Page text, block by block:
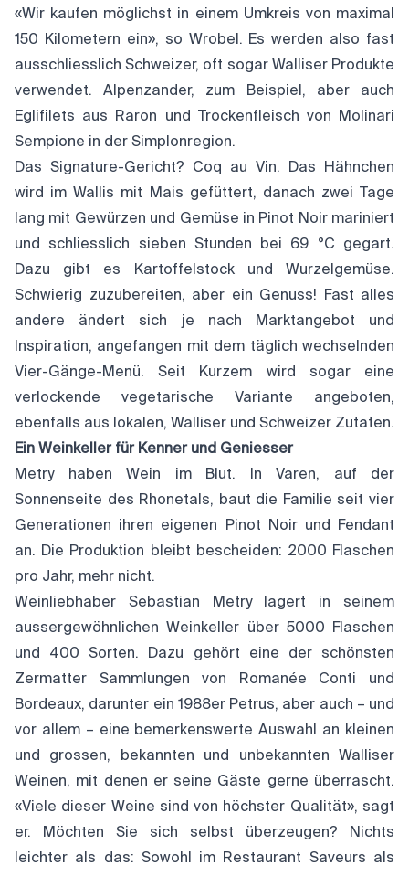
«Wir kaufen möglichst in einem Umkreis von maximal
150 Kilometern ein», so Wrobel. Es werden also fast
ausschliesslich Schweizer, oft sogar Walliser Produkte
verwendet. Alpenzander, zum Beispiel, aber auch
Eglifilets aus Raron und Trockenfleisch von Molinari
Sempione in der Simplonregion.
Das Signature-Gericht? Coq au Vin. Das Hähnchen
wird im Wallis mit Mais gefüttert, danach zwei Tage
lang mit Gewürzen und Gemüse in Pinot Noir mariniert
und schliesslich sieben Stunden bei 69 °C gegart.
Dazu gibt es Kartoffelstock und Wurzelgemüse.
Schwierig zuzubereiten, aber ein Genuss! Fast alles
andere ändert sich je nach Marktangebot und
Inspiration, angefangen mit dem täglich wechselnden
Vier-Gänge-Menü. Seit Kurzem wird sogar eine
verlockende vegetarische Variante angeboten,
ebenfalls aus lokalen, Walliser und Schweizer Zutaten.
Ein Weinkeller für Kenner und Geniesser
Metry haben Wein im Blut. In Varen, auf der
Sonnenseite des Rhonetals, baut die Familie seit vier
Generationen ihren eigenen Pinot Noir und Fendant
an. Die Produktion bleibt bescheiden: 2000 Flaschen
pro Jahr, mehr nicht.
Weinliebhaber Sebastian Metry lagert in seinem
aussergewöhnlichen Weinkeller über 5000 Flaschen
und 400 Sorten. Dazu gehört eine der schönsten
Zermatter Sammlungen von Romanée Conti und
Bordeaux, darunter ein 1988er Petrus, aber auch – und
vor allem – eine bemerkenswerte Auswahl an kleinen
und grossen, bekannten und unbekannten Walliser
Weinen, mit denen er seine Gäste gerne überrascht.
«Viele dieser Weine sind von höchster Qualität», sagt
er. Möchten Sie sich selbst überzeugen? Nichts
leichter als das: Sowohl im Restaurant Saveurs als